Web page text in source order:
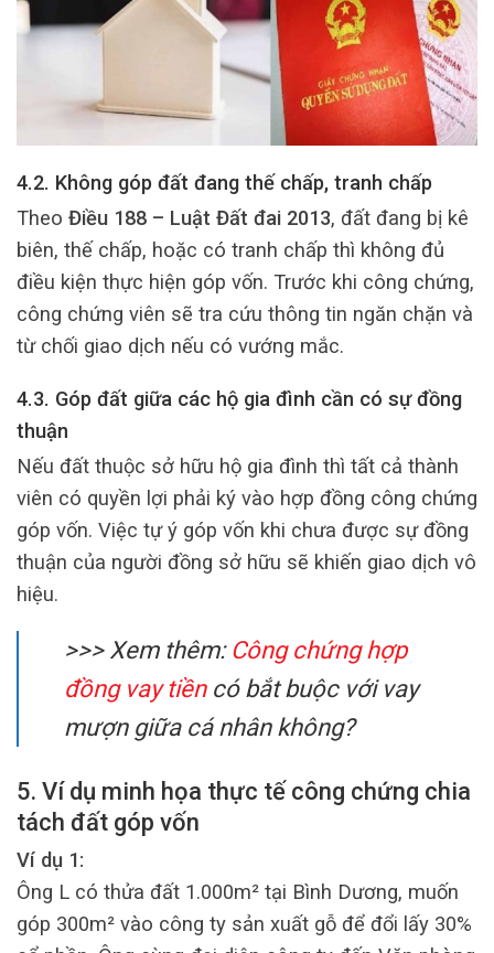
4.2. Không góp đất đang thế chấp, tranh chấp
Theo Điều 188 – Luật Đất đai 2013, đất đang bị kê
biên, thế chấp, hoặc có tranh chấp thì không đủ
điều kiện thực hiện góp vốn. Trước khi công chứng,
công chứng viên sẽ tra cứu thông tin ngăn chặn và
từ chối giao dịch nếu có vướng mắc.
4.3. Góp đất giữa các hộ gia đình cần có sự đồng
thuận
Nếu đất thuộc sở hữu hộ gia đình thì tất cả thành
viên có quyền lợi phải ký vào hợp đồng công chứng
góp vốn. Việc tự ý góp vốn khi chưa được sự đồng
thuận của người đồng sở hữu sẽ khiến giao dịch vô
hiệu.
>>> Xem thêm: Công chứng hợp
đồng vay tiềncó bắt buộc với vay
mượn giữa cá nhân không?
5. Ví dụ minh họa thực tế công chứng chia
tách đất góp vốn
Ví dụ 1:
Ông L có thửa đất 1.000m² tại Bình Dương, muốn
góp 300m² vào công ty sản xuất gỗ để đổi lấy 30%